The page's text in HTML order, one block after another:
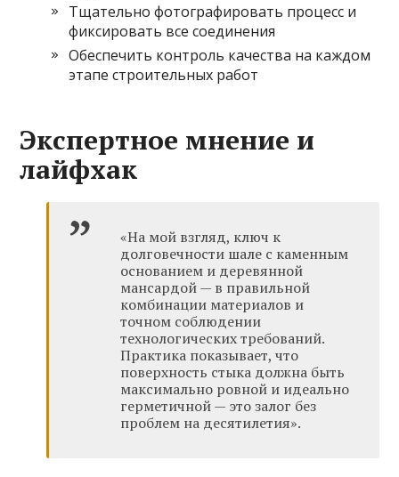
Тщательно фотографировать процесс и
фиксировать все соединения
Обеспечить контроль качества на каждом
этапе строительных работ
Экспертное мнение и
лайфхак
«На мой взгляд, ключ к
долговечности шале с каменным
основанием и деревянной
мансардой — в правильной
комбинации материалов и
точном соблюдении
технологических требований.
Практика показывает, что
поверхность стыка должна быть
максимально ровной и идеально
герметичной — это залог без
проблем на десятилетия».